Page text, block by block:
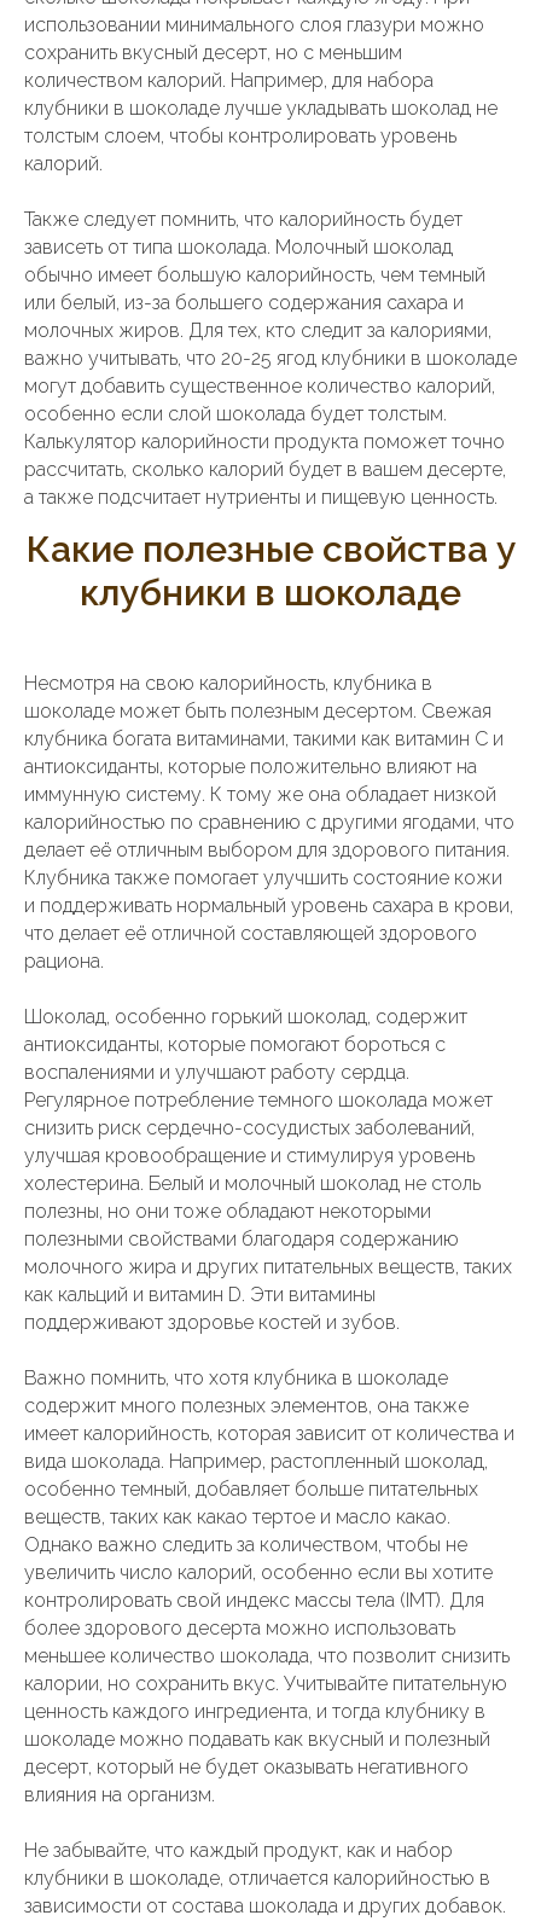
использовании минимального слоя глазури можно
сохранить вкусный десерт, но с меньшим
количеством калорий. Например, для набора
клубники в шоколаде лучше укладывать шоколад не
толстым слоем, чтобы контролировать уровень
калорий.
Также следует помнить, что калорийность будет
зависеть от типа шоколада. Молочный шоколад
обычно имеет большую калорийность, чем темный
или белый, из-за большего содержания сахара и
молочных жиров. Для тех, кто следит за калориями,
важно учитывать, что 20-25 ягод клубники в шоколаде
могут добавить существенное количество калорий,
особенно если слой шоколада будет толстым.
Калькулятор калорийности продукта поможет точно
рассчитать, сколько калорий будет в вашем десерте,
а также подсчитает нутриенты и пищевую ценность.
Какие полезные свойства у
клубники в шоколаде
Несмотря на свою калорийность, клубника в
шоколаде может быть полезным десертом. Свежая
клубника богата витаминами, такими как витамин С и
антиоксиданты, которые положительно влияют на
иммунную систему. К тому же она обладает низкой
калорийностью по сравнению с другими ягодами, что
делает её отличным выбором для здорового питания.
Клубника также помогает улучшить состояние кожи
и поддерживать нормальный уровень сахара в крови,
что делает её отличной составляющей здорового
рациона.
Шоколад, особенно горький шоколад, содержит
антиоксиданты, которые помогают бороться с
воспалениями и улучшают работу сердца.
Регулярное потребление темного шоколада может
снизить риск сердечно-сосудистых заболеваний,
улучшая кровообращение и стимулируя уровень
холестерина. Белый и молочный шоколад не столь
полезны, но они тоже обладают некоторыми
полезными свойствами благодаря содержанию
молочного жира и других питательных веществ, таких
как кальций и витамин D. Эти витамины
поддерживают здоровье костей и зубов.
Важно помнить, что хотя клубника в шоколаде
содержит много полезных элементов, она также
имеет калорийность, которая зависит от количества и
вида шоколада. Например, растопленный шоколад,
особенно темный, добавляет больше питательных
веществ, таких как какао тертое и масло какао.
Однако важно следить за количеством, чтобы не
увеличить число калорий, особенно если вы хотите
контролировать свой индекс массы тела (IMT). Для
более здорового десерта можно использовать
меньшее количество шоколада, что позволит снизить
калории, но сохранить вкус. Учитывайте питательную
ценность каждого ингредиента, и тогда клубнику в
шоколаде можно подавать как вкусный и полезный
десерт, который не будет оказывать негативного
влияния на организм.
Не забывайте, что каждый продукт, как и набор
клубники в шоколаде, отличается калорийностью в
зависимости от состава шоколада и других добавок.